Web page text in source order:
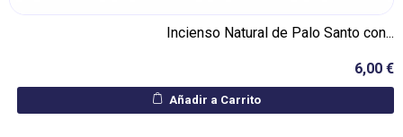
Incienso Natural de Palo Santo con...
6,00 €
Añadir a Carrito